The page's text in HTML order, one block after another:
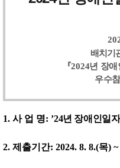
배치기
『2024년 장애
우수
1. 사 업 명: ’24년 장애인일
2. 제출기간: 2024. 8. 8.(목)